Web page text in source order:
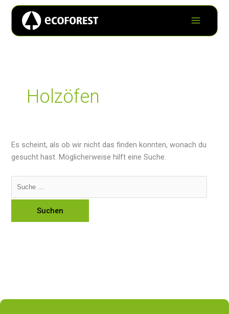
Holzöfen
Es scheint, als ob wir nicht das finden konnten, wonach du
gesucht hast. Möglicherweise hilft eine Suche.
nach: